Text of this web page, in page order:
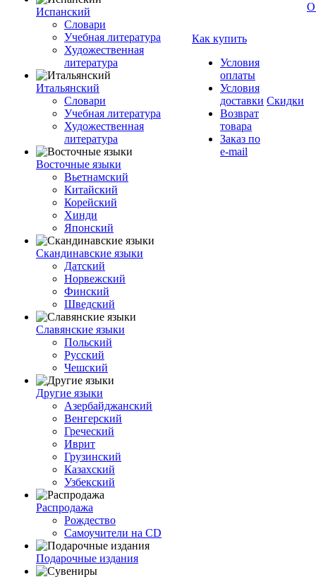
Испанский
Словари
Учебная литература
Художественная
литература
Итальянский
Словари
Учебная литература
Художественная
литература
Восточные языки
Вьетнамский
Китайский
Корейский
Хинди
Японский
Скандинавские языки
Датский
Норвежский
Финский
Шведский
Славянские языки
Польский
Русский
Чешский
Другие языки
Азербайджанский
Венгерский
Греческий
Иврит
Грузинский
Казахский
Узбекский
Распродажа
Рождество
Самоучители на CD
Подарочные издания
Как купить
Условия
оплаты
Условия
доставки
Возврат
товара
Заказ по
e-mail
Скидки
О